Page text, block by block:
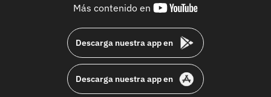
Más contenido en
youtube-
Descarga nuestra app en
Descarga nuestra app en